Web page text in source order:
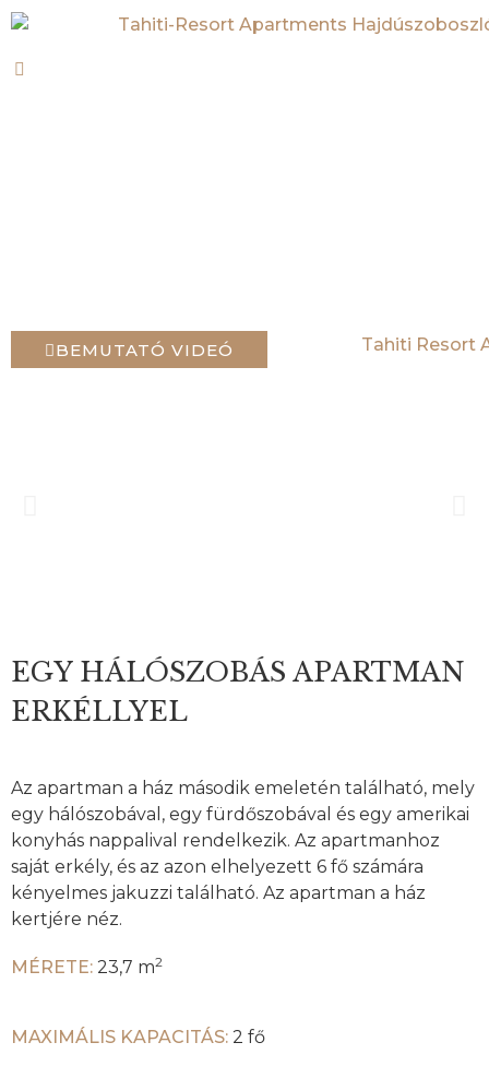
BEMUTATÓ VIDEÓ
EGY HÁLÓSZOBÁS APARTMAN
ERKÉLLYEL
Az apartman a ház második emeletén található, mely
egy hálószobával, egy fürdőszobával és egy amerikai
konyhás nappalival rendelkezik. Az apartmanhoz
saját erkély, és az azon elhelyezett 6 fő számára
kényelmes jakuzzi található. Az apartman a ház
kertjére néz.
MÉRETE: 23,7 m2
MAXIMÁLIS KAPACITÁS: 2 fő